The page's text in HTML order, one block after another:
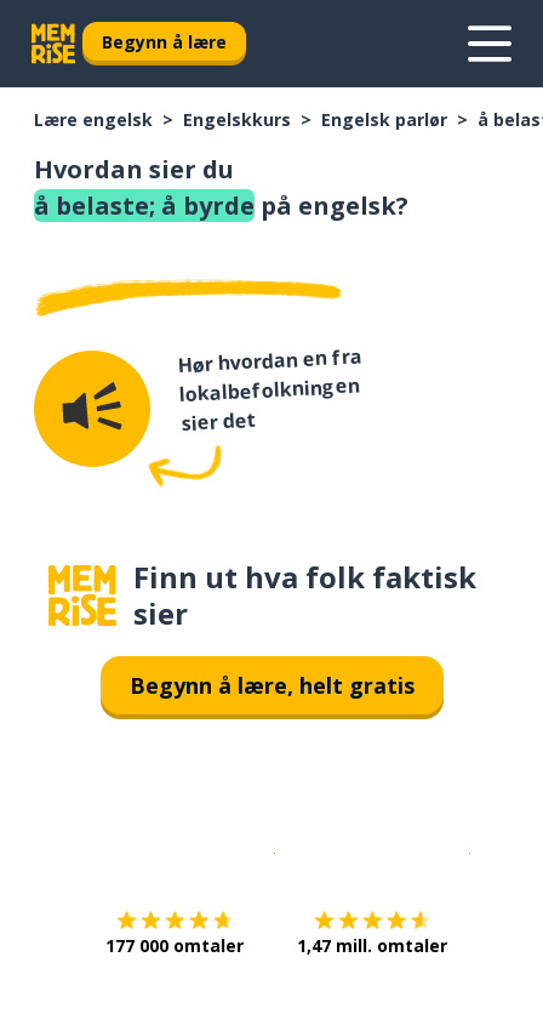
Begynn å lære
Lære engelsk Engelskkurs Engelsk parlør å
Hvordan sier du
å belaste; å byrde på engelsk?
Hør hvordan en fra
lokalbefolkningen
sier det
Finn ut hva folk faktisk
sier
Begynn å lære, helt gratis
177 000 omtaler 1,47 mill. omtaler